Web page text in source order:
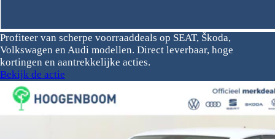
Profiteer van scherpe voorraaddeals op SEAT, Škoda,
Volkswagen en Audi modellen. Direct leverbaar, hoge
kortingen en aantrekkelijke acties.
Bekijk de actie